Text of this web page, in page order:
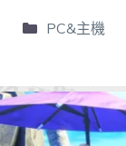
PC&主機